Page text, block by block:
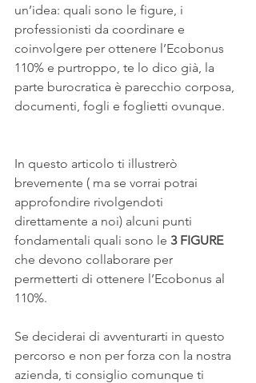
un’idea: quali sono le figure, i
professionisti da coordinare e
coinvolgere per ottenere l’Ecobonus
110% e purtroppo, te lo dico già, la
parte burocratica è parecchio corposa,
documenti, fogli e foglietti ovunque.
In questo articolo ti illustrerò
brevemente ( ma se vorrai potrai
approfondire rivolgendoti
direttamente a noi) alcuni punti
fondamentali quali sono le 3 FIGURE
che devono collaborare per
permetterti di ottenere l’Ecobonus al
110%.
Se deciderai di avventurarti in questo
percorso e non per forza con la nostra
azienda, ti consiglio comunque ti